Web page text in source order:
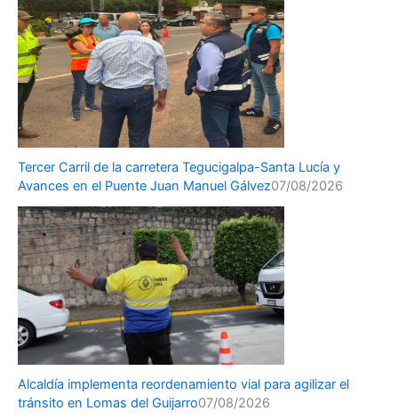
Tercer Carril de la carretera Tegucigalpa-Santa Lucía y
Avances en el Puente Juan Manuel Gálvez07/08/2026
Alcaldía implementa reordenamiento vial para agilizar el
tránsito en Lomas del Guijarro07/08/2026